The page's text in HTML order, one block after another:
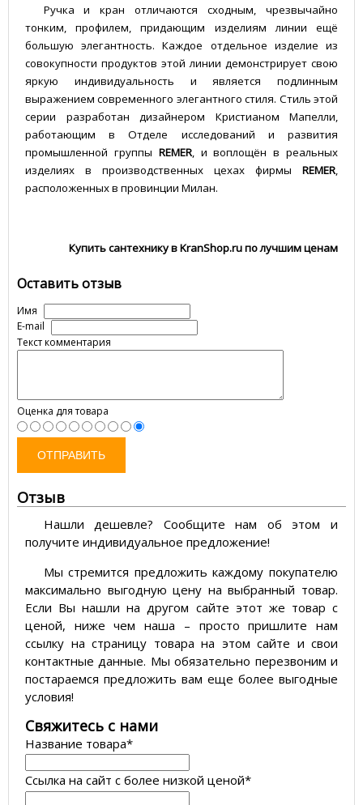
Ручка и кран отличаются сходным, чрезвычайно
тонким, профилем, придающим изделиям линии ещё
большую элегантность. Каждое отдельное изделие из
совокупности продуктов этой линии демонстрирует свою
яркую индивидуальность и является подлинным
выражением современного элегантного стиля. Стиль этой
серии разработан дизайнером Кристианом Мапелли,
работающим в Отделе исследований и развития
промышленной группы REMER, и воплощён в реальных
изделиях в производственных цехах фирмы REMER,
расположенных в провинции Милан.
Купить сантехнику в KranShop.ru по лучшим ценам
Оставить отзыв
Имя
E-mail
Текст комментария
Оценка для товара
ОТПРАВИТЬ
Отзыв
Нашли дешевле? Сообщите нам об этом и
получите индивидуальное предложение!
Мы стремится предложить каждому покупателю
максимально выгодную цену на выбранный товар.
Если Вы нашли на другом сайте этот же товар с
ценой, ниже чем наша – просто пришлите нам
ссылку на страницу товара на этом сайте и свои
контактные данные. Мы обязательно перезвоним и
постараемся предложить вам еще более выгодные
условия!
­Свяжитесь с нами
Название товара*
Ссылка на сайт с более низкой ценой*